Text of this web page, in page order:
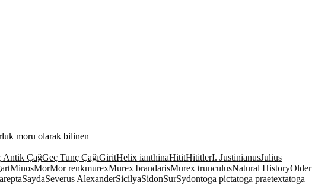
moru olarak bilinen
Antik ÇağGeç Tunç ÇağıGiritHelix ianthinaHititHititlerI. JustinianusJulius
MinosMorMor renkmurexMurex brandarisMurex trunculusNatural HistoryOlder
SaydaSeverus AlexanderSicilyaSidonSurSydontoga pictatoga praetextatoga